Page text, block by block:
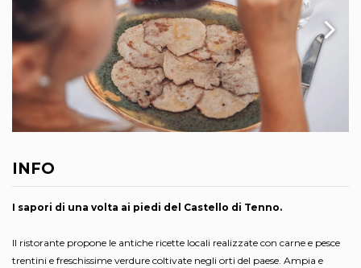
INFO
I sapori di una volta ai piedi del Castello di Tenno.
Il ristorante propone le antiche ricette locali realizzate con carne e pesce
trentini e freschissime verdure coltivate negli orti del paese. Ampia e